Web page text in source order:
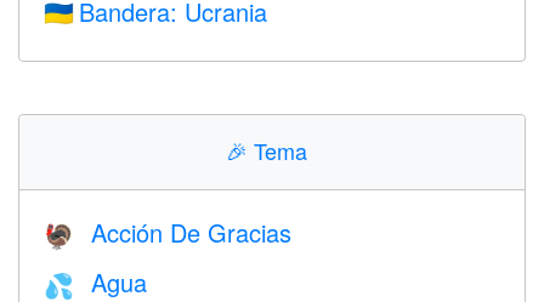
🇺🇦 Bandera: Ucrania
🎉 Tema
🦃 Acción De Gracias
💦 Agua